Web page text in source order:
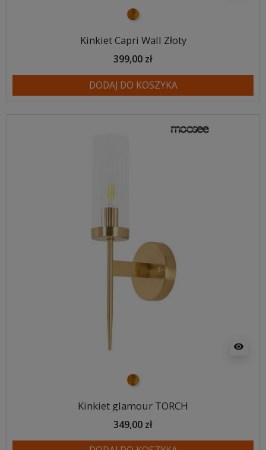
złoty
Kinkiet Capri Wall Złoty
399,00 zł
DODAJ DO KOSZYKA
visibility
złoty
Kinkiet glamour TORCH
349,00 zł